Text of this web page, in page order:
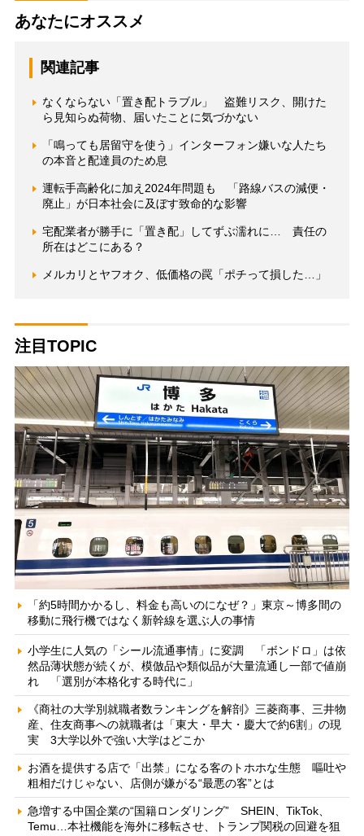
あなたにオススメ
関連記事
なくならない「置き配トラブル」 盗難リスク、開けた
ら見知らぬ荷物、届いたことに気づかない
「鳴っても居留守を使う」インターフォン嫌いな人たち
の本音と配達員のため息
運転手高齢化に加え2024年問題も 「路線バスの減便・
廃止」が日本社会に及ぼす致命的な影響
宅配業者が勝手に「置き配」してずぶ濡れに… 責任の
所在はどこにある？
メルカリとヤフオク、低価格の罠「ポチって損した…」
注目TOPIC
「約5時間かかるし、料金も高いのになぜ？」東京～博多間の
移動に飛行機ではなく新幹線を選ぶ人の事情
小学生に人気の「シール流通事情」に変調 「ボンドロ」は依
然品薄状態が続くが、模倣品や類似品が大量流通し一部で値崩
れ 「選別が本格化する時代に」
《商社の大学別就職者数ランキングを解剖》三菱商事、三井物
産、住友商事への就職者は「東大・早大・慶大で約6割」の現
実 3大学以外で強い大学はどこか
お酒を提供する店で「出禁」になる客のトホホな生態 嘔吐や
粗相だけじゃない、店側が嫌がる“最悪の客”とは
急増する中国企業の“国籍ロンダリング” SHEIN、TikTok、
Temu…本社機能を海外に移転させ、トランプ関税の回避を狙